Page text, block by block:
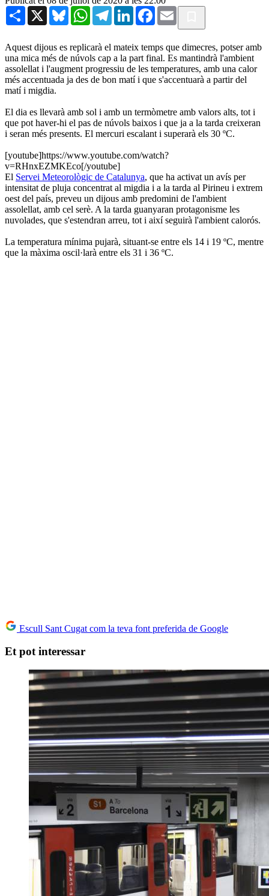
Share X BlueskyWhatsAppTelegramLinkedInFacebook
Email
Aquest dijous es replicarà el mateix temps que dimecres, potser amb
una mica més de núvols cap a la part final. Es mantindrà l'ambient
assolellat i l'augment progressiu de les temperatures, amb una calor
més accentuada ja des de bon matí i que s'accentuarà a partir del
matí i migdia.
El dia es llevarà amb sol i amb un termòmetre amb valors alts, tot i
que pot haver-hi el pas de núvols baixos i que ja a la tarda creixeran
i seran més presents. El mercuri escalant i superarà els 30 ºC.
[youtube]https://www.youtube.com/watch?
v=RHnxEZMKEco[/youtube]
El Servei Meteorològic de Catalunya, que ha activat un avís per
intensitat de pluja concentrat al migdia i a la tarda al Pirineu i extrem
oest del país, preveu un dijous amb predomini de l'ambient
assolellat, amb cel serè. A la tarda guanyaran protagonisme les
nuvolades, que s'estendran arreu, tot i així seguirà l'ambient calorós.
La temperatura mínima pujarà, situant-se entre els 14 i 19 ºC, mentre
que la màxima oscil·larà entre els 31 i 36 ºC.
Escull Sant Cugat com la teva font preferida de Google
Et pot interessar